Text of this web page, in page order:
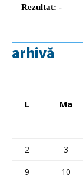
Rezultat: -
arhivă
L Ma
2
3
9
10